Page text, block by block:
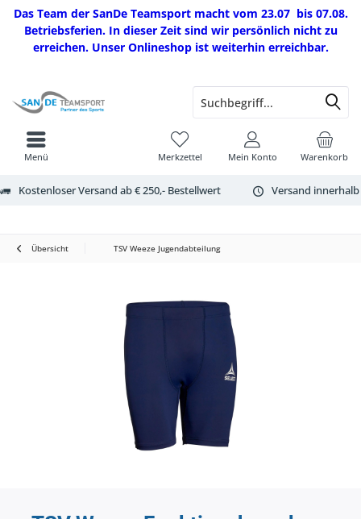
Das Team der SanDe Teamsport macht vom 23.07 bis 07.08.
Betriebsferien. In dieser Zeit sind wir persönlich nicht zu
erreichen. Unser Onlineshop ist weiterhin erreichbar.
Kostenloser Versand ab € 250,- Bestellwert Versand
Warenkorb
Merkzettel Mein Konto
Menü
Übersicht TSV Weeze Jugendabteilung